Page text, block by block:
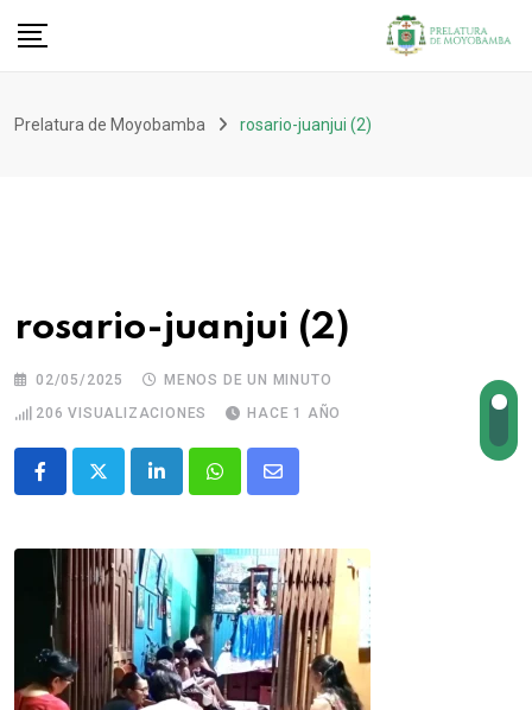
Prelatura de Moyobamba rosario-juanjui (2)
rosario-juanjui (2)
02/05/2025
MENOS DE UN MINUTO
206 VISUALIZACIONES HACE 1 AÑO